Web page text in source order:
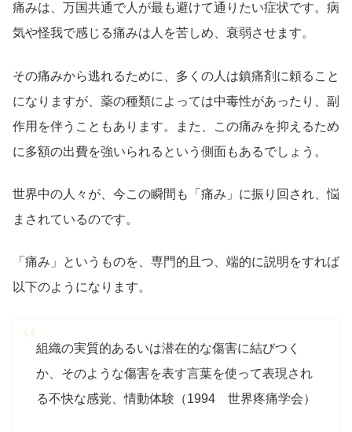
痛みは、万国共通で人が最も避けて通りたい症状です。病
気や怪我で感じる痛みは人を苦しめ、衰弱させます。
その痛みから逃れるために、多くの人は鎮痛剤に頼ること
になりますが、薬の種類によっては中毒性があったり、副
作用を伴うこともあります。また、この痛みを抑えるため
に多額の出費を強いられるという側面もあるでしょう。
世界中の人々が、今この瞬間も「痛み」に振り回され、悩
まされているのです。
「痛み」というものを、専門的且つ、端的に説明をすれば
以下のようになります。
組織の実質的あるいは潜在的な傷害に結びつく
か、そのような傷害を表す言葉を使って表現され
る不快な感覚、情動体験（1994 世界疼痛学会）